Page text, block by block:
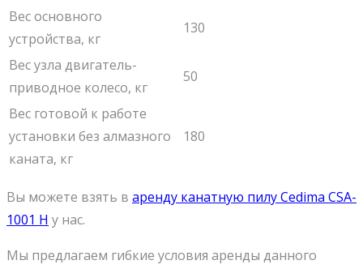
Вес основного
устройства, кг
130
Вес узла двигатель-
приводное колесо, кг
50
Вес готовой к работе
установки без алмазного
каната, кг
180
Вы можете взять в аренду канатную пилу Cedima CSA-
1001 H у нас.
Мы предлагаем гибкие условия аренды данного